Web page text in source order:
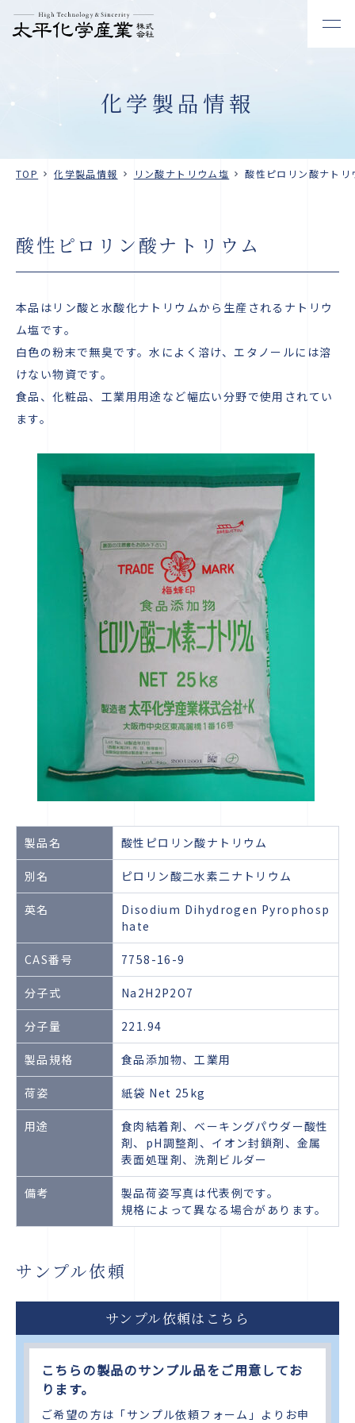
化学製品情報
TOP 化学製品情報 リン酸ナトリウム塩 酸性ピロリン酸ナトリ
酸性ピロリン酸ナトリウム
本品はリン酸と水酸化ナトリウムから生産されるナトリウ
ム塩です。
白色の粉末で無臭です。水によく溶け、エタノールには溶
けない物資です。
食品、化粧品、工業用用途など幅広い分野で使用されてい
ます。
製品名 酸性ピロリン酸ナトリウム
別名 ピロリン酸二水素二ナトリウム
英名
Disodium Dihydrogen Pyrophosp
hate
CAS番号 7758-16-9
分子式 Na2H2P2O7
分子量 221.94
製品規格 食品添加物、工業用
荷姿 紙袋 Net 25kg
用途
食肉結着剤、ベーキングパウダー酸性
剤、pH調整剤、イオン封鎖剤、金属
表面処理剤、洗剤ビルダー
備考
製品荷姿写真は代表例です。
規格によって異なる場合があります。
サンプル依頼
サンプル依頼はこちら
こちらの製品のサンプル品をご用意してお
ります。
ご希望の方は「サンプル依頼フォーム」よりお申